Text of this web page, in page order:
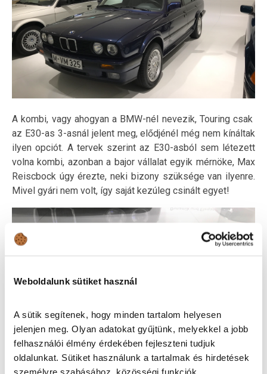
Weboldalunk sütiket használ
A sütik segítenek, hogy minden tartalom helyesen
jelenjen meg. Olyan adatokat gyűjtünk, melyekkel a jobb
felhasználói élmény érdekében fejleszteni tudjuk
oldalunkat. Sütiket használunk a tartalmak és hirdetések
személyre szabásához, közösségi funkciók
A kombi, vagy ahogyan a BMW-nél nevezik, Touring csak
az E30-as 3-asnál jelent meg, elődjénél még nem kínáltak
ilyen opciót. A tervek szerint az E30-asból sem létezett
volna kombi, azonban a bajor vállalat egyik mérnöke, Max
Reiscbock úgy érezte, neki bizony szüksége van ilyenre.
Mivel gyári nem volt, így saját kezúleg csinált egyet!